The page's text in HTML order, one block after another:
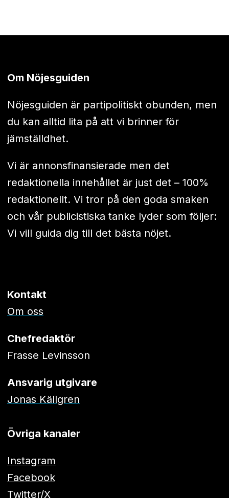
Om Nöjesguiden
Nöjesguiden är partipolitiskt obunden, men
du kan alltid lita på att vi brinner för
jämställdhet.
Vi är annonsfinansierade men det
redaktionella innehållet är just det – 100%
redaktionellt. Vi tror på den goda smaken
och vår publicistiska tanke lyder som följer:
Vi vill guida dig till det bästa nöjet.
Kontakt
Om oss
Chefredaktör
Frasse Levinsson
Ansvarig utgivare
Jonas Källgren
Övriga kanaler
Instagram
Facebook
Twitter/X